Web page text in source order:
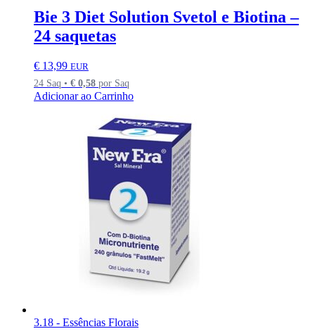
Bie 3 Diet Solution Svetol e Biotina –
24 saquetas
€ 13,99 EUR
24 Saq • € 0,58 por Saq
Adicionar ao Carrinho
3.18 - Essências Florais